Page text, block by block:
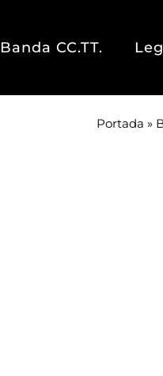
Banda CC.TT.
Portada »